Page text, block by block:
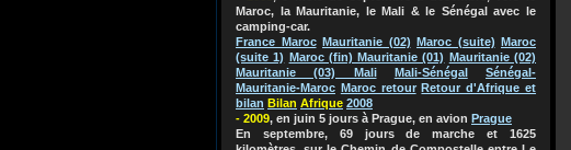
Maroc, la Mauritanie, le Mali & le Sénégal avec le
camping-car.
France Maroc
Mauritanie (02) Maroc (suite)
Maroc
(suite 1)
Maroc (fin) Mauritanie (01)
Mauritanie (02)
Mauritanie (03) Mali
Mali-Sénégal
Sénégal-
Mauritanie-Maroc Maroc retour Retour d'Afrique et
bilan Bilan Afrique 2008
- 2009, en juin 5 jours à Prague, en avion Prague
En septembre, 69 jours de marche et 1625